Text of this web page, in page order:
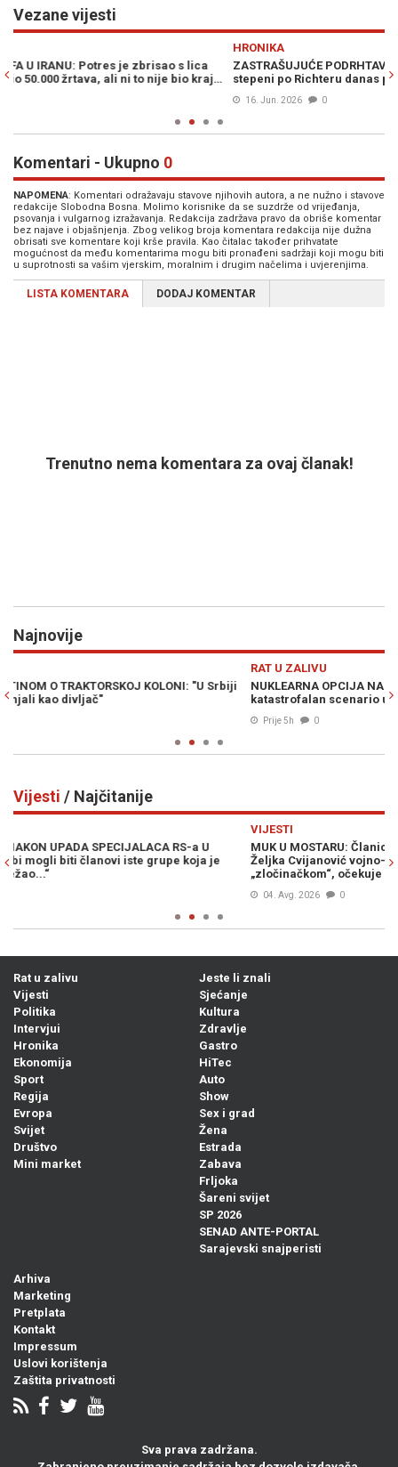
Vezane vijesti
ZASTRAŠUJUĆE PODRHTAVANJE TLA: Zemljotres jačine 6,7
stepeni po Richteru danas pogodio...
Komentari - Ukupno 0
NAPOMENA: Komentari odražavaju stavove njihovih autora, a ne nužno i stavove
redakcije Slobodna Bosna. Molimo korisnike da se suzdrže od vrijeđanja,
psovanja i vulgarnog izražavanja. Redakcija zadržava pravo da obriše komentar
bez najave i objašnjenja. Zbog velikog broja komentara redakcija nije dužna
obrisati sve komentare koji krše pravila. Kao čitalac također prihvatate
mogućnost da među komentarima mogu biti pronađeni sadržaji koji mogu biti
u suprotnosti sa vašim vjerskim, moralnim i drugim načelima i uvjerenjima.
LISTA KOMENTARA DODAJ KOMENTAR
Trenutno nema komentara za ovaj članak!
Najnovije
NUKLEARNA OPCIJA NA STOLU: Wilkerson upozorava na
katastrofalan scenario u ratu sa Iranom
Vijesti / Najčitanije
MUK U MOSTARU: Članica Predsjedništva Bosne i Hercegovine
Željka Cvijanović vojno-redarstvenu akciju „Oluja“ nazvala
„zločinačkom“, očekuje se reakcija iz Zagreba...
Rat u zalivu
Vijesti
Politika
Intervjui
Hronika
Ekonomija
Sport
Regija
Evropa
Svijet
Društvo
Mini market
Jeste li znali
Sjećanje
Kultura
Zdravlje
Gastro
HiTec
Auto
Show
Sex i grad
Žena
Estrada
Zabava
Frljoka
Šareni svijet
SP 2026
SENAD ANTE-PORTAL
Sarajevski snajperisti
Arhiva
Marketing
Pretplata
Kontakt
Impressum
Uslovi korištenja
Zaštita privatnosti
Sva prava zadržana.